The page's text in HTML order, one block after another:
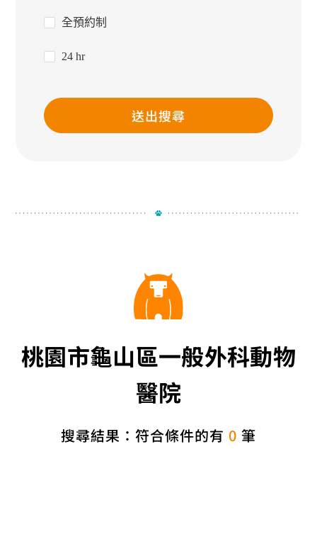
全預約制
24 hr
送出搜尋
桃園市龜山區一般外科動物
醫院
搜尋結果：符合條件的有 0 筆